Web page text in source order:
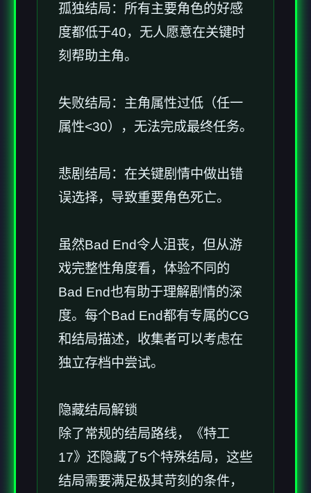
孤独结局：所有主要角色的好感
度都低于40，无人愿意在关键时
刻帮助主角。
失败结局：主角属性过低（任一
属性<30），无法完成最终任务。
悲剧结局：在关键剧情中做出错
误选择，导致重要角色死亡。
虽然Bad End令人沮丧，但从游
戏完整性角度看，体验不同的
Bad End也有助于理解剧情的深
度。每个Bad End都有专属的CG
和结局描述，收集者可以考虑在
独立存档中尝试。
隐藏结局解锁
除了常规的结局路线，《特工
17》还隐藏了5个特殊结局，这些
结局需要满足极其苛刻的条件，